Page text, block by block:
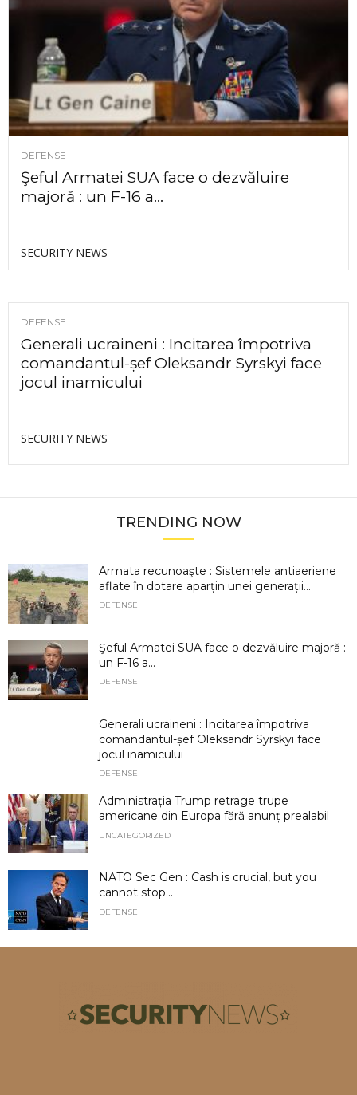
DEFENSE
Şeful Armatei SUA face o dezvăluire
majoră : un F-16 a...
SECURITY NEWS
DEFENSE
Generali ucraineni : Incitarea împotriva
comandantul-șef Oleksandr Syrskyi face
jocul inamicului
SECURITY NEWS
TRENDING NOW
Armata recunoaşte : Sistemele antiaeriene
aflate în dotare aparțin unei generații...
DEFENSE
Şeful Armatei SUA face o dezvăluire majoră :
un F-16 a...
DEFENSE
Generali ucraineni : Incitarea împotriva
comandantul-șef Oleksandr Syrskyi face
jocul inamicului
DEFENSE
Administrația Trump retrage trupe
americane din Europa fără anunț prealabil
UNCATEGORIZED
NATO Sec Gen : Cash is crucial, but you
cannot stop...
DEFENSE